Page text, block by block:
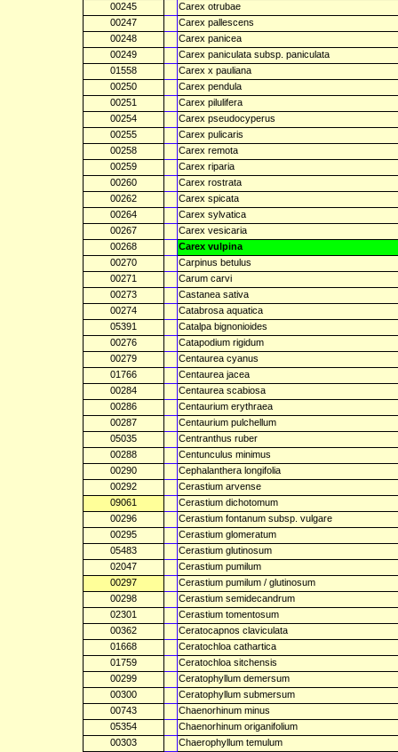
00245
Carex otrubae
00247
Carex pallescens
00248
Carex panicea
00249
Carex paniculata subsp. paniculata
01558
Carex x pauliana
00250
Carex pendula
00251
Carex pilulifera
00254
Carex pseudocyperus
00255
Carex pulicaris
00258
Carex remota
00259
Carex riparia
00260
Carex rostrata
00262
Carex spicata
00264
Carex sylvatica
00267
Carex vesicaria
00268
Carex vulpina
00270
Carpinus betulus
00271
Carum carvi
00273
Castanea sativa
00274
Catabrosa aquatica
05391
Catalpa bignonioides
00276
Catapodium rigidum
00279
Centaurea cyanus
01766
Centaurea jacea
00284
Centaurea scabiosa
00286
Centaurium erythraea
00287
Centaurium pulchellum
05035
Centranthus ruber
00288
Centunculus minimus
00290
Cephalanthera longifolia
00292
Cerastium arvense
09061
Cerastium dichotomum
00296
Cerastium fontanum subsp. vulgare
00295
Cerastium glomeratum
05483
Cerastium glutinosum
02047
Cerastium pumilum
00297
Cerastium pumilum / glutinosum
00298
Cerastium semidecandrum
02301
Cerastium tomentosum
00362
Ceratocapnos claviculata
01668
Ceratochloa cathartica
01759
Ceratochloa sitchensis
00299
Ceratophyllum demersum
00300
Ceratophyllum submersum
00743
Chaenorhinum minus
05354
Chaenorhinum origanifolium
00303
Chaerophyllum temulum